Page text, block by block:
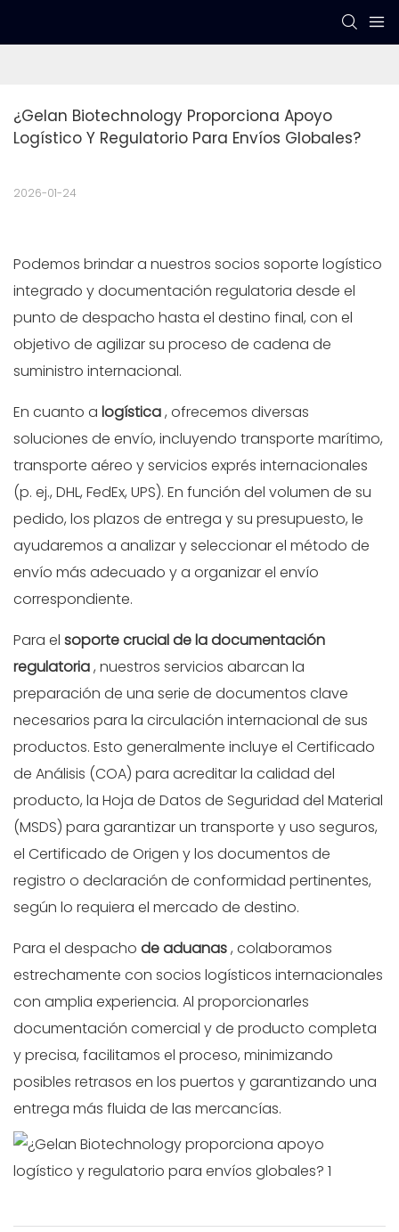
¿Gelan Biotechnology Proporciona Apoyo
Logístico Y Regulatorio Para Envíos Globales?
2026-01-24
Podemos brindar a nuestros socios soporte logístico
integrado y documentación regulatoria desde el
punto de despacho hasta el destino final, con el
objetivo de agilizar su proceso de cadena de
suministro internacional.
En cuanto a logística, ofrecemos diversas
soluciones de envío, incluyendo transporte marítimo,
transporte aéreo y servicios exprés internacionales
(p. ej., DHL, FedEx, UPS). En función del volumen de su
pedido, los plazos de entrega y su presupuesto, le
ayudaremos a analizar y seleccionar el método de
envío más adecuado y a organizar el envío
correspondiente.
Para el soporte crucial de la documentación
regulatoria, nuestros servicios abarcan la
preparación de una serie de documentos clave
necesarios para la circulación internacional de sus
productos. Esto generalmente incluye el Certificado
de Análisis (COA) para acreditar la calidad del
producto, la Hoja de Datos de Seguridad del Material
(MSDS) para garantizar un transporte y uso seguros,
el Certificado de Origen y los documentos de
registro o declaración de conformidad pertinentes,
según lo requiera el mercado de destino.
Para el despacho de aduanas, colaboramos
estrechamente con socios logísticos internacionales
con amplia experiencia. Al proporcionarles
documentación comercial y de producto completa
y precisa, facilitamos el proceso, minimizando
posibles retrasos en los puertos y garantizando una
entrega más fluida de las mercancías.